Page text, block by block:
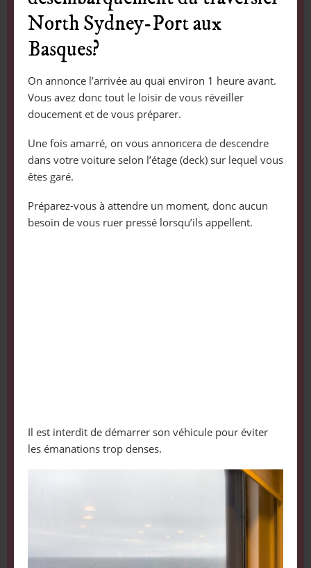
North Sydney-Port aux
Basques?
On annonce l’arrivée au quai environ 1 heure avant.
Vous avez donc tout le loisir de vous réveiller
doucement et de vous préparer.
Une fois amarré, on vous annoncera de descendre
dans votre voiture selon l’étage (deck) sur lequel vous
êtes garé.
Préparez-vous à attendre un moment, donc aucun
besoin de vous ruer pressé lorsqu’ils appellent.
Il est interdit de démarrer son véhicule pour éviter
les émanations trop denses.